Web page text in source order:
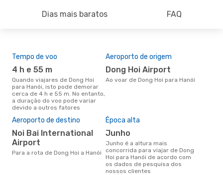
Dias mais baratos FAQ
Tempo de voo
4 h e 55 m
Quando viajares de Dong Hoi
para Hanói, isto pode demorar
cerca de 4 h e 55 m. No entanto,
a duração do voo pode variar
devido a outros fatores
Aeroporto de origem
Dong Hoi Airport
Ao voar de Dong Hoi para Hanói
Aeroporto de destino
Noi Bai International
Airport
Para a rota de Dong Hoi a Hanói
Época alta
junho
junho é a altura mais
concorrida para viajar de Dong
Hoi para Hanói de acordo com
os dados de pesquisa dos
nossos clientes